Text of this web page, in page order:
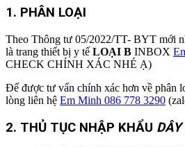
1. PHÂN LOẠI
Theo Thông tư 05/2022/TT- BYT mới
là trang thiết bị y tế LOẠI B INBOX
CHECK CHÍNH XÁC NHÉ Ạ)
Để được tư vấn chính xác hơn về phân
lòng liên hệ Em Minh 086 778 3290
2. THỦ TỤC NHẬP KHẨU